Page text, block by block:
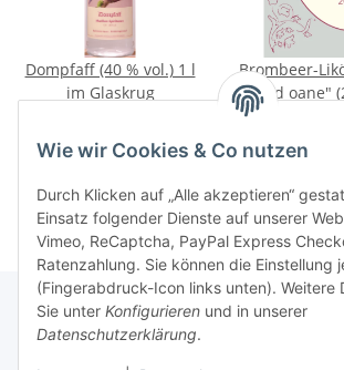
Wie wir Cookies & Co nutzen
Durch Klicken auf „Alle akzeptieren“
Einsatz folgender Dienste auf unserer
Vimeo, ReCaptcha, PayPal Express
Ratenzahlung. Sie können die Einstellung
(Fingerabdruck-Icon links unten). Weitere
Sie unter Konfigurieren und in unserer
Datenschutzerklärung.
Dompfaff (40 % vol.) 1 l
im Glaskrug
21,50 € pro 1 l
Brombeer-
grod oane"
20,98 €